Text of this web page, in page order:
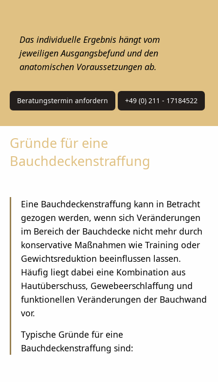
Das individuelle Ergebnis hängt vom
jeweiligen Ausgangsbefund und den
anatomischen Voraussetzungen ab.
Beratungstermin anfordern +49 (0) 211 - 17184522
Gründe für eine
Bauchdeckenstraffung
Eine Bauchdeckenstraffung kann in Betracht
gezogen werden, wenn sich Veränderungen
im Bereich der Bauchdecke nicht mehr durch
konservative Maßnahmen wie Training oder
Gewichtsreduktion beeinflussen lassen.
Häufig liegt dabei eine Kombination aus
Hautüberschuss, Gewebeerschlaffung und
funktionellen Veränderungen der Bauchwand
vor.
Typische Gründe für eine
Bauchdeckenstraffung sind: